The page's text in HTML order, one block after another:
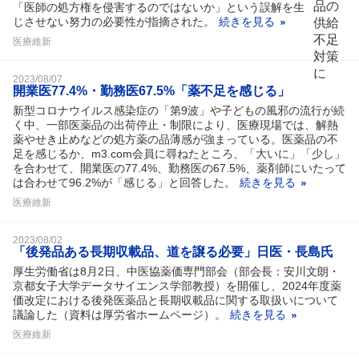
「医師の処方権を侵害するのではないか」という誤解を生
じさせない努力の必要性が指摘された。
続きを見る
医療維新
2023/08/07
開業医77.4%・勤務医67.5%「薬不足を感じる」
新型コロナウイルス感染症の「第9波」や子どもの風邪の流行が続
く中、一部医薬品の出荷停止・制限により、医療現場では、解熱
薬やせき止めなどの処方薬の品薄感が強まっている。医薬品の不
足を感じるか、m3.com会員に尋ねたところ、「大いに」「少し」
を合わせて、開業医の77.4%、勤務医の67.5%、薬剤師にいたって
は合わせて96.2%が「感じる」と回答した。
続きを見る
医療維新
2023/08/02
「後発品ある長期収載品、道を譲る必要」日医・長島氏
厚生労働省は8月2日、中医協薬価専門部会（部会長：安川文朗・
京都女子大学データサイエンス学部教授）を開催し、2024年度薬
価改定における後発医薬品と長期収載品に関する取扱いについて
議論した（資料は厚労省ホームページ）。
続きを見る
医療維新